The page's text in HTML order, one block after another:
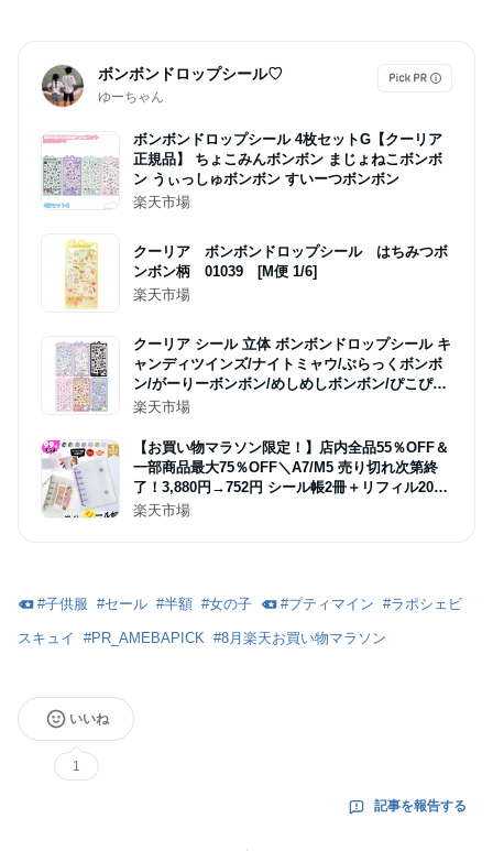
ボンボンドロップシール♡
ゆーちゃん
ボンボンドロップシール 4枚セットG【クーリア
正規品】 ちょこみんボンボン まじょねこボンボ
ン うぃっしゅボンボン すいーつボンボン
楽天市場
クーリア ボンボンドロップシール はちみつボ
ンボン柄 01039 [M便 1/6]
楽天市場
クーリア シール 立体 ボンボンドロップシール キ
ャンディツインズ/ナイトミャウ/ぶらっくボンボ
ン/がーりーボンボン/めしめしボンボン/ぴこぴこ
ボンボン
楽天市場
【お買い物マラソン限定！】店内全品55％OFF＆
一部商品最大75％OFF＼A7/M5 売り切れ次第終
了！3,880円→752円 シール帳2冊＋リフィル20枚
／【NISHIZARC 正規品】シール帳 A6 M5 A7 PV
楽天市場
#子供服 #セール #半額 #女の子 #プティマイン #ラポシェビ
スキュイ #PR_AMEBAPICK #8月楽天お買い物マラソン
いいね
1
記事を報告する